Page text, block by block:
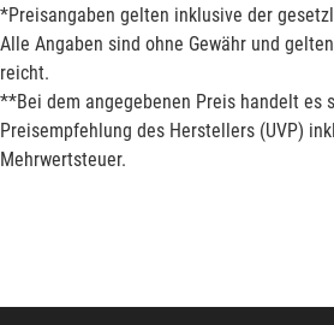
*Preisangaben gelten inklusive der
Alle Angaben sind ohne Gewähr und
reicht.
**Bei dem angegebenen Preis handelt es
Preisempfehlung des Herstellers (UVP)
Mehrwertsteuer.